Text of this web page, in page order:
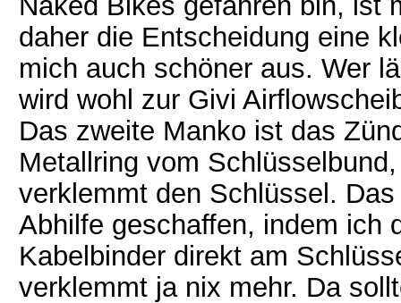
daher die Entscheidung eine
mich auch schöner aus. Wer
wird wohl zur Givi
Das zweite Manko ist das
Metallring vom
verklemmt den Schlüssel.
Abhilfe geschaffen, indem ich
Kabelbinder direkt am
verklemmt ja nix mehr. Da